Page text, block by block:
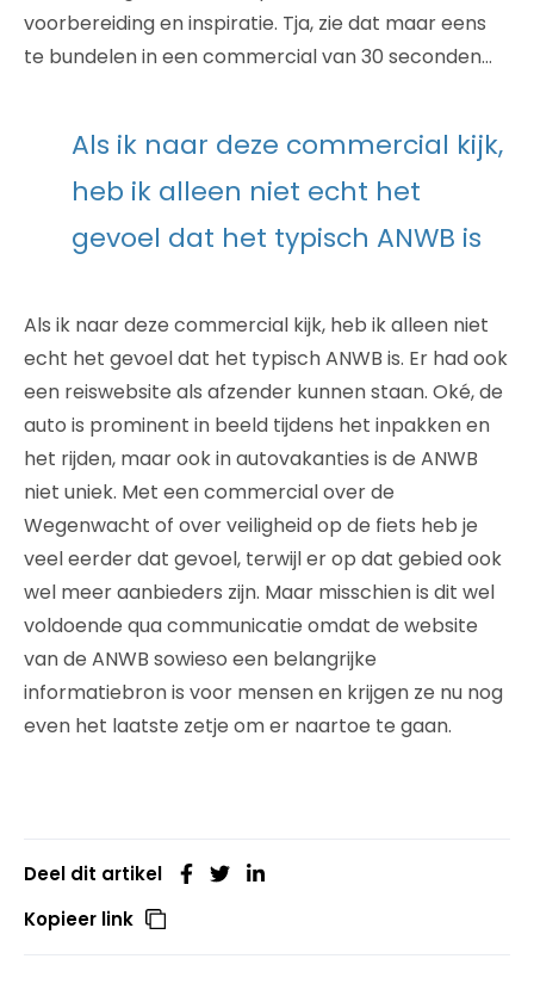
voorbereiding en inspiratie. Tja, zie dat maar eens
te bundelen in een commercial van 30 seconden…
Als ik naar deze commercial kijk,
heb ik alleen niet echt het
gevoel dat het typisch ANWB is
Als ik naar deze commercial kijk, heb ik alleen niet
echt het gevoel dat het typisch ANWB is. Er had ook
een reiswebsite als afzender kunnen staan. Oké, de
auto is prominent in beeld tijdens het inpakken en
het rijden, maar ook in autovakanties is de ANWB
niet uniek. Met een commercial over de
Wegenwacht of over veiligheid op de fiets heb je
veel eerder dat gevoel, terwijl er op dat gebied ook
wel meer aanbieders zijn. Maar misschien is dit wel
voldoende qua communicatie omdat de website
van de ANWB sowieso een belangrijke
informatiebron is voor mensen en krijgen ze nu nog
even het laatste zetje om er naartoe te gaan.
Deel dit artikel
Kopieer link